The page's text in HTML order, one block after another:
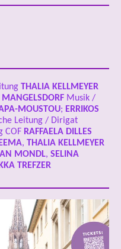
THALIA KELLMEYER
Musik /
MOUSTOU; ERRIKOS
Leitung / Dirigat
COF RAFFAELA DILLES
, THALIA KELLMEYER
MONDL, SELINA
TREFZER